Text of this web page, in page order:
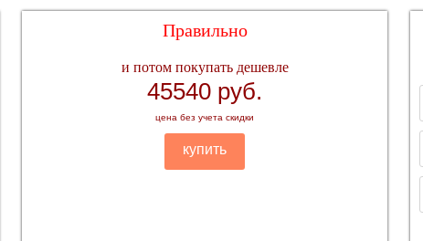
Правильно
и потом покупать дешевле
45540 руб.
цена без учета скидки
купить